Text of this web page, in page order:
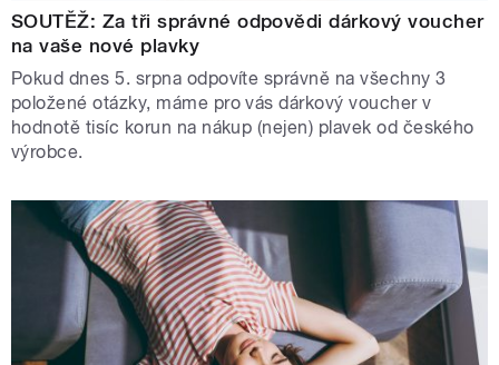
SOUTĚŽ: Za tři správné odpovědi dárkový voucher
na vaše nové plavky
Pokud dnes 5. srpna odpovíte správně na všechny 3
položené otázky, máme pro vás dárkový voucher v
hodnotě tisíc korun na nákup (nejen) plavek od českého
výrobce.